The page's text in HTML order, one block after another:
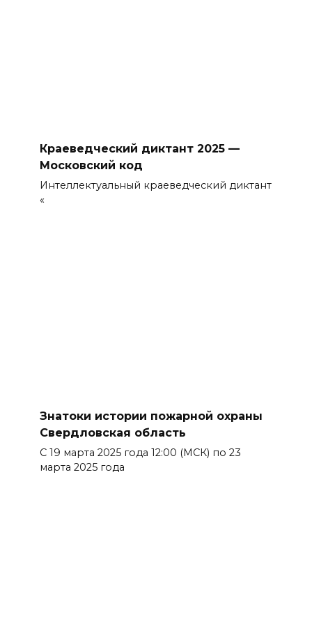
Краеведческий диктант 2025 —
Московский код
Интеллектуальный краеведческий диктант
«
Знатоки истории пожарной охраны
Свердловская область
С 19 марта 2025 года 12:00 (МСК) по 23
марта 2025 года